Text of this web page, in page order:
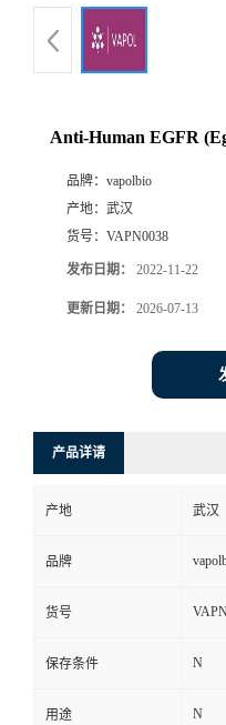
Anti-Human EGFR
品牌： vapolbio
产地： 武汉
货号： VAPN0038
发布日期： 2022-11-22
更新日期： 2026-07-13
产品详请
产地 武汉
品牌
货号
保存条件 N
用途 N